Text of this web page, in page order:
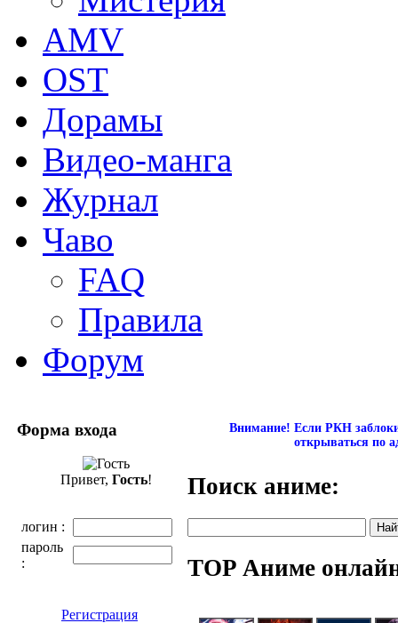
AMV
OST
Дорамы
Видео-манга
Журнал
Чаво
FAQ
Правила
Форум
Форма входа
Привет, Гость!
логин :
пароль
:
Регистрация
Внимание! Если РКН
открываться по
Поиск аниме:
TOP Аниме